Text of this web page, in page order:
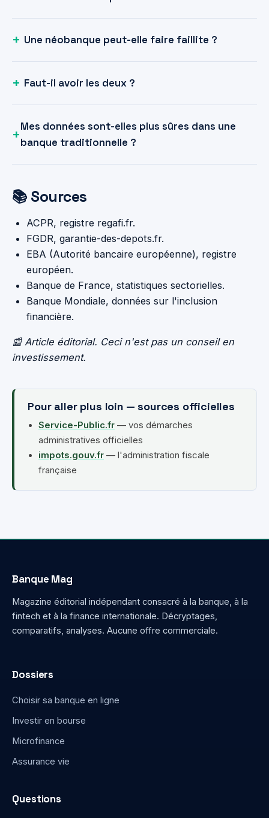
Une néobanque peut-elle faire faillite ?
Faut-il avoir les deux ?
Mes données sont-elles plus sûres dans une
banque traditionnelle ?
📚 Sources
ACPR, registre regafi.fr.
FGDR, garantie-des-depots.fr.
EBA (Autorité bancaire européenne), registre
européen.
Banque de France, statistiques sectorielles.
Banque Mondiale, données sur l'inclusion
financière.
📰 Article éditorial. Ceci n'est pas un conseil en
investissement.
Pour aller plus loin — sources officielles
Service-Public.fr— vos démarches
administratives officielles
impots.gouv.fr— l'administration fiscale
française
Banque Mag
Magazine éditorial indépendant consacré à la banque, à la
fintech et à la finance internationale. Décryptages,
comparatifs, analyses. Aucune offre commerciale.
Dossiers
Choisir sa banque en ligne
Investir en bourse
Microfinance
Assurance vie
Questions